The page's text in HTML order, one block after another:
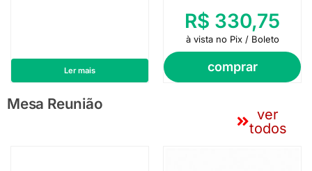
Ler mais comprar
R$ 330,75
à vista no Pix / Boleto
Mesa Reunião
ver
todos